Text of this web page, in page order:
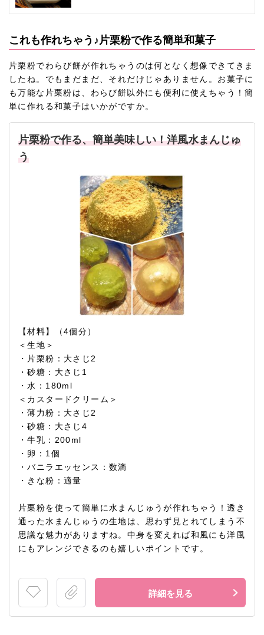
でご紹介します。
これも作れちゃう♪片栗粉で作る簡単和菓子
片栗粉でわらび餅が作れちゃうのは何となく想像できてきま
したね。でもまだまだ、それだけじゃありません。お菓子に
も万能な片栗粉は、わらび餅以外にも便利に使えちゃう！簡
単に作れる和菓子はいかがですか。
片栗粉で作る、簡単美味しい！洋風水まんじゅ
う
【材料】（4個分）
＜生地＞
・片栗粉：大さじ2
・砂糖：大さじ1
・水：180ml
＜カスタードクリーム＞
・薄力粉：大さじ2
・砂糖：大さじ4
・牛乳：200ml
・卵：1個
・バニラエッセンス：数滴
・きな粉：適量
片栗粉を使って簡単に水まんじゅうが作れちゃう！透き
通った水まんじゅうの生地は、思わず見とれてしまう不
思議な魅力がありますね。中身を変えれば和風にも洋風
にもアレンジできるのも嬉しいポイントです。
詳細を見る